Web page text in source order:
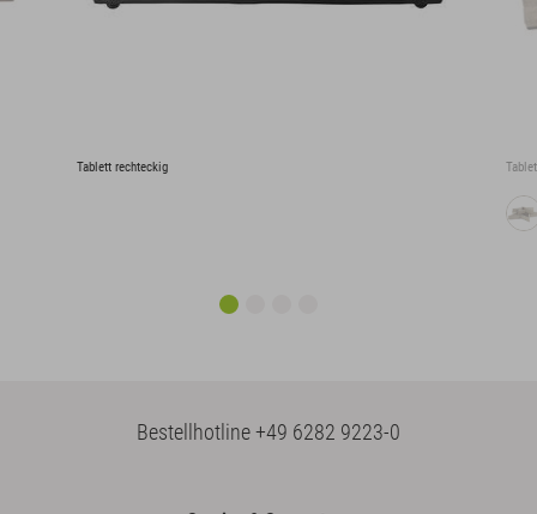
Tablett rechteckig
Bestellhotline+49 6282 9223-0